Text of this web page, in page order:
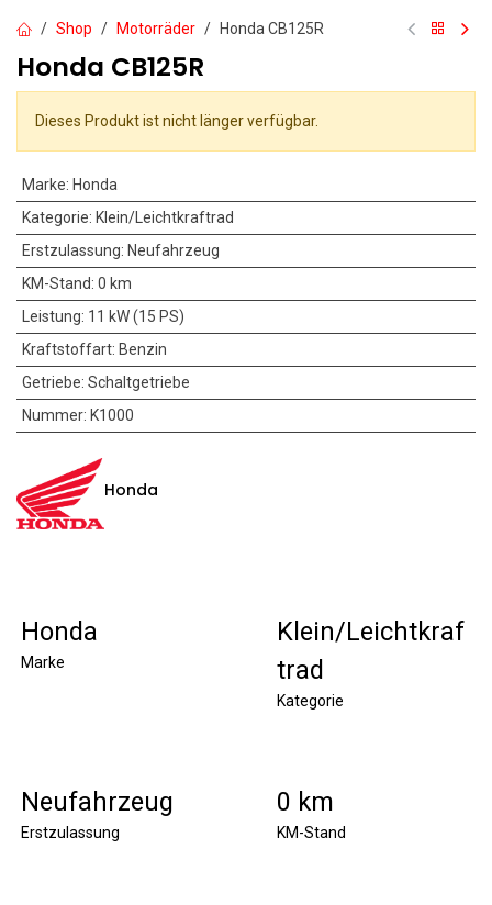
Shop Motorräder Honda CB125R
Honda CB125R
Dieses Produkt ist nicht länger verfügbar.
Marke: Honda
Kategorie: Klein/Leichtkraftrad
Erstzulassung: Neufahrzeug
KM-Stand: 0 km
Leistung: 11 kW (15 PS)
Kraftstoffart: Benzin
Getriebe: Schaltgetriebe
Nummer: K1000
Honda
Honda
Marke
Klein/Leichtkraf
trad
Kategorie
Neufahrzeug
Erstzulassung
0 km
KM-Stand